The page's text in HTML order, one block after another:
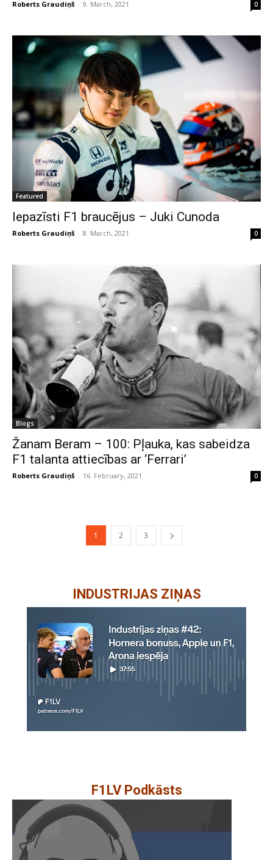
Roberts Graudiņš - 9. March, 2021 0
Featured
Iepazīsti F1 braucējus – Juki Cunoda
Roberts Graudiņš - 8. March, 2021 0
Blogs
Žanam Beram – 100: Pļauka, kas sabeidza
F1 talanta attiecības ar ‘Ferrari’
Roberts Graudiņš - 16. February, 2021 0
1 2 3
INDUSTRIJAS ZIŅAS
F1LV Podkāsts